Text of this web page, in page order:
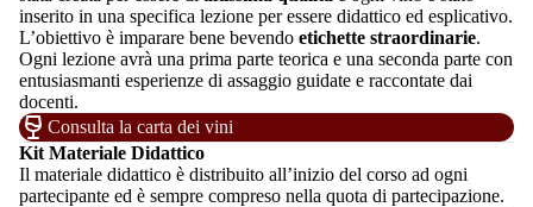
inserito in una specifica lezione per essere didattico ed esplicativo.
L’obiettivo è imparare bene bevendo etichette straordinarie.
Ogni lezione avrà una prima parte teorica e una seconda parte con
entusiasmanti esperienze di assaggio guidate e raccontate dai
docenti.
Consulta la carta dei vini
Kit Materiale Didattico
Il materiale didattico è distribuito all’inizio del corso ad ogni
partecipante ed è sempre compreso nella quota di partecipazione.